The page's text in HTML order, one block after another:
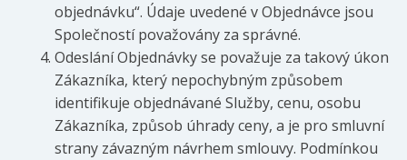
objednávku“. Údaje uvedené v Objednávce jsou
Společností považovány za správné.
Odeslání Objednávky se považuje za takový úkon
Zákazníka, který nepochybným způsobem
identifikuje objednávané Služby, cenu, osobu
Zákazníka, způsob úhrady ceny, a je pro smluvní
strany závazným návrhem smlouvy. Podmínkou